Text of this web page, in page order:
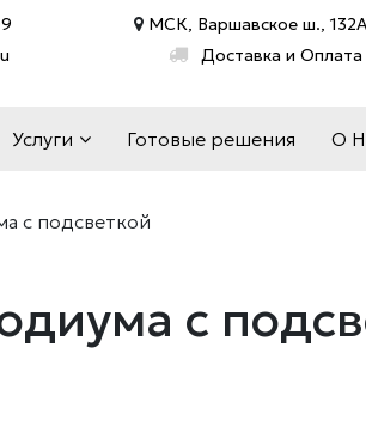
МСК, Варшавское ш.,
Доставка и Оплата
Услуги Готовые решения О
с подсветкой
с